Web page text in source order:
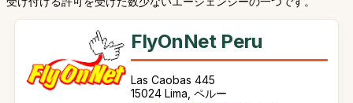
FlyOnNet Peru
Las Caobas 445
15024 Lima, ペルー